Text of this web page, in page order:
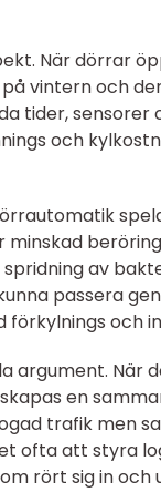
När dörrar
vintern och
tider,
och
av
passera
och
argument. När
en
trafik men
ofta att styra
rört sig in och